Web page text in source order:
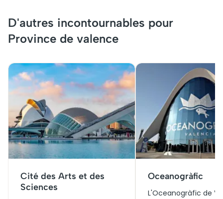
D'autres incontournables pour
Province de valence
Cité des Arts et des
Sciences
Oceanogràfic
L'Oceanogràfic de